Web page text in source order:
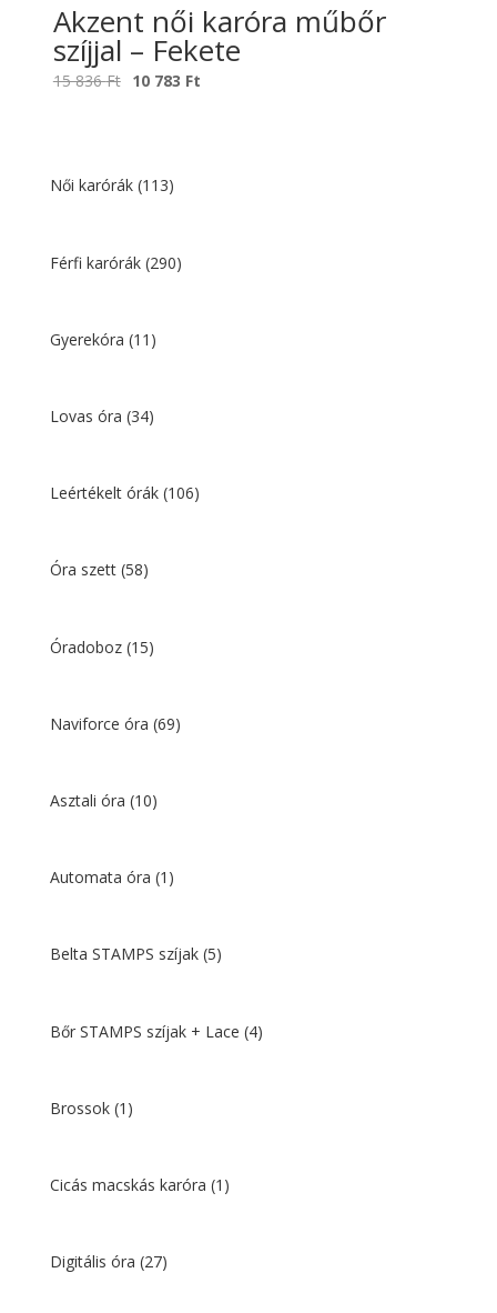
Akzent női karóra műbőr
szíjjal – Fekete
15 836Ft Original
836 Ft.
10 783 Ft
Női karórák (113)
Férfi karórák (290)
Gyerekóra (11)
Lovas óra (34)
Leértékelt órák (106)
Óra szett (58)
Óradoboz (15)
Naviforce óra (69)
Asztali óra (10)
Automata óra (1)
Belta STAMPS szíjak (5)
Bőr STAMPS szíjak + Lace (4)
Brossok (1)
Cicás macskás karóra (1)
Digitális óra (27)